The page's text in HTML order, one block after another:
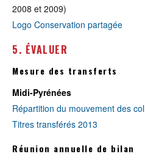
2008 et 2009)
Logo Conservation partagée
5. ÉVALUER
Mesure des transferts
Midi-Pyrénées
Répartition du mouvement des
Titres transférés 2013
Réunion annuelle de bilan